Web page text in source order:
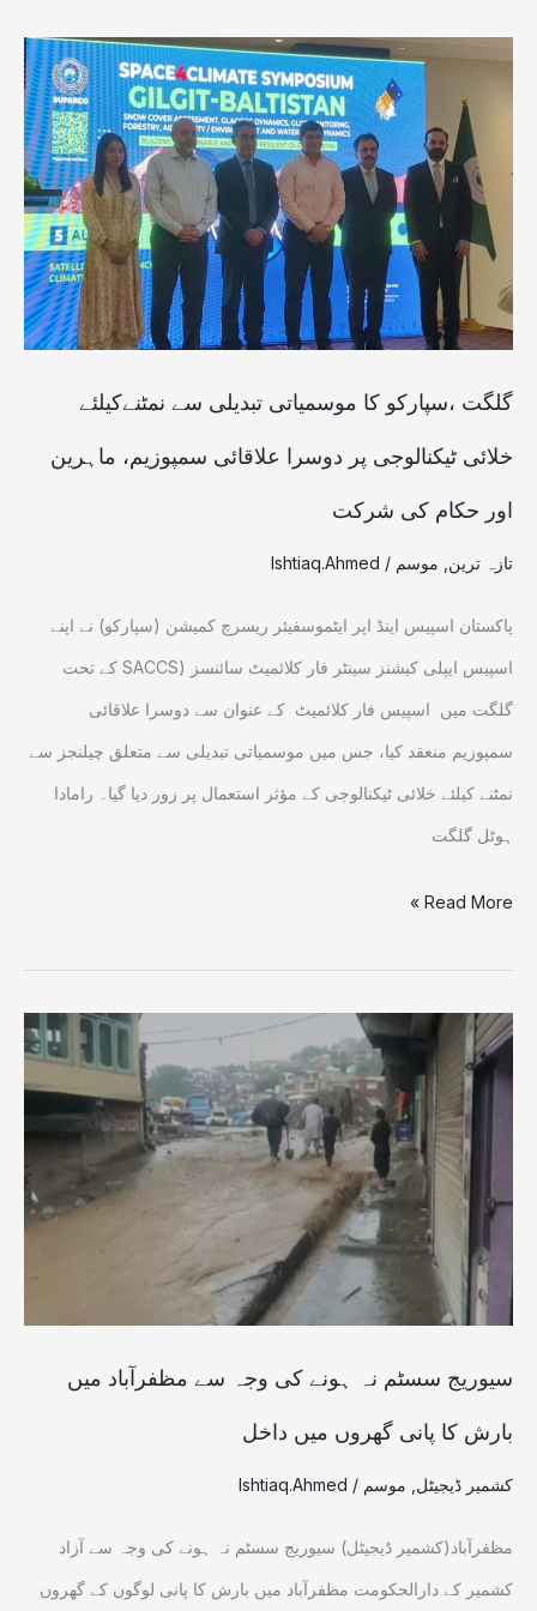
گلگت ،سپارکو کا موسمیاتی تبدیلی سے نمٹنےکیلئے
خلائی ٹیکنالوجی پر دوسرا علاقائی سمپوزیم، ماہرین
اور حکام کی شرکت
تازہ ترین موسم /
Ishtiaq.Ahmed
پاکستان اسپیس اینڈ اپر ایٹموسفیئر ریسرچ کمیشن (سپارکو) نے اپنے
اسپیس ایپلی کیشنز سینٹر فار کلائمیٹ سائنسز (SACCS کے تحت
گلگت میں اسپیس فار کلائمیٹ کے عنوان سے دوسرا علاقائی
سمپوزیم منعقد کیا، جس میں موسمیاتی تبدیلی سے متعلق چیلنجز سے
نمٹنے کیلئے خلائی ٹیکنالوجی کے مؤثر استعمال پر زور دیا گیا۔ رامادا
ہوٹل گلگت
گلگت
،سپارکو
موسمیاتی
تبدیلی
سے
نمٹنےکیلئے
خلائی
ٹیکنالوجی
علاقائی
سمپوزیم،
Read More »
سیوریج سسٹم نہ ہونے کی وجہ سے مظفرآباد میں
بارش کا پانی گھروں میں داخل
کشمیر ڈیجیٹل موسم /
Ishtiaq.Ahmed
مظفرآباد(کشمیر ڈیجیٹل) سیوریج سسٹم نہ ہونے کی وجہ سے آزاد
کشمیر کے دارالحکومت مظفرآباد میں بارش کا پانی لوگوں کے گھروں
سیوریج
سسٹم
کی
مظفرآباد
پانی
گھروں
میں